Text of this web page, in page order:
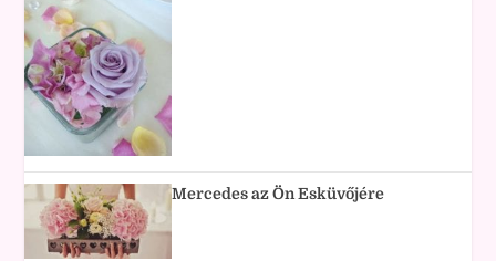
Mercedes az Ön Esküvőjére